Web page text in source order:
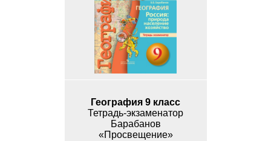
География 9 класс
Тетрадь-экзаменатор
Барабанов
«Просвещение»